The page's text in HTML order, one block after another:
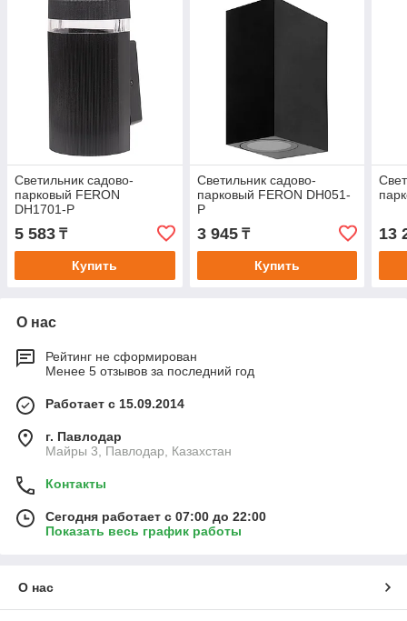
Светильник садово-
парковый FERON
DH1701-P
5 583 ₸
Купить
Светильник садово-
парковый FERON DH051-
P
3 945₸
Купить
13
О нас
Рейтинг не сформирован
Менее 5 отзывов за последний год
Работает с 15.09.2014
г. Павлодар
Майры 3, Павлодар, Казахстан
Контакты
Сегодня работает с 07:00 до 22:00
Показать весь график работы
О нас